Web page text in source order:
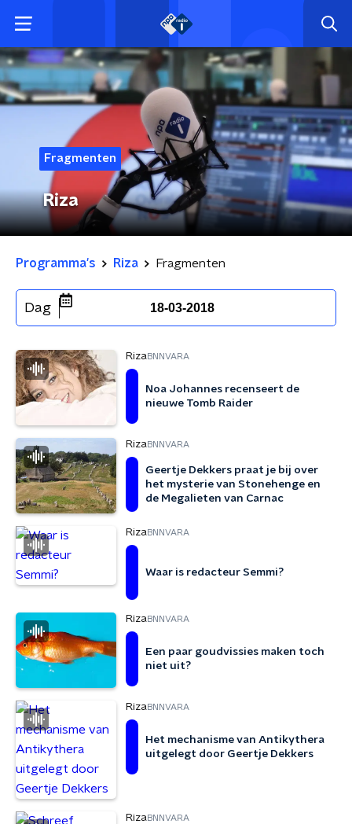
Fragmenten
Riza
Programma's Riza Fragmenten
Dag 18-03-2018
RizaBNNVARA
Noa Johannes recenseert de
nieuwe Tomb Raider
RizaBNNVARA
Geertje Dekkers praat je bij over
het mysterie van Stonehenge en
de Megalieten van Carnac
RizaBNNVARA
Waar is redacteur Semmi?
RizaBNNVARA
Een paar goudvissies maken toch
niet uit?
RizaBNNVARA
Het mechanisme van Antikythera
uitgelegt door Geertje Dekkers
RizaBNNVARA